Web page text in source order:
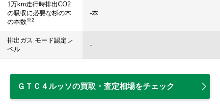
1万km走行時排出CO2
の吸収に必要な杉の木
の本数※2
-本
排出ガス モード認定レ
ベル
-
ＧＴＣ４ルッソの買取・査定相場をチェック